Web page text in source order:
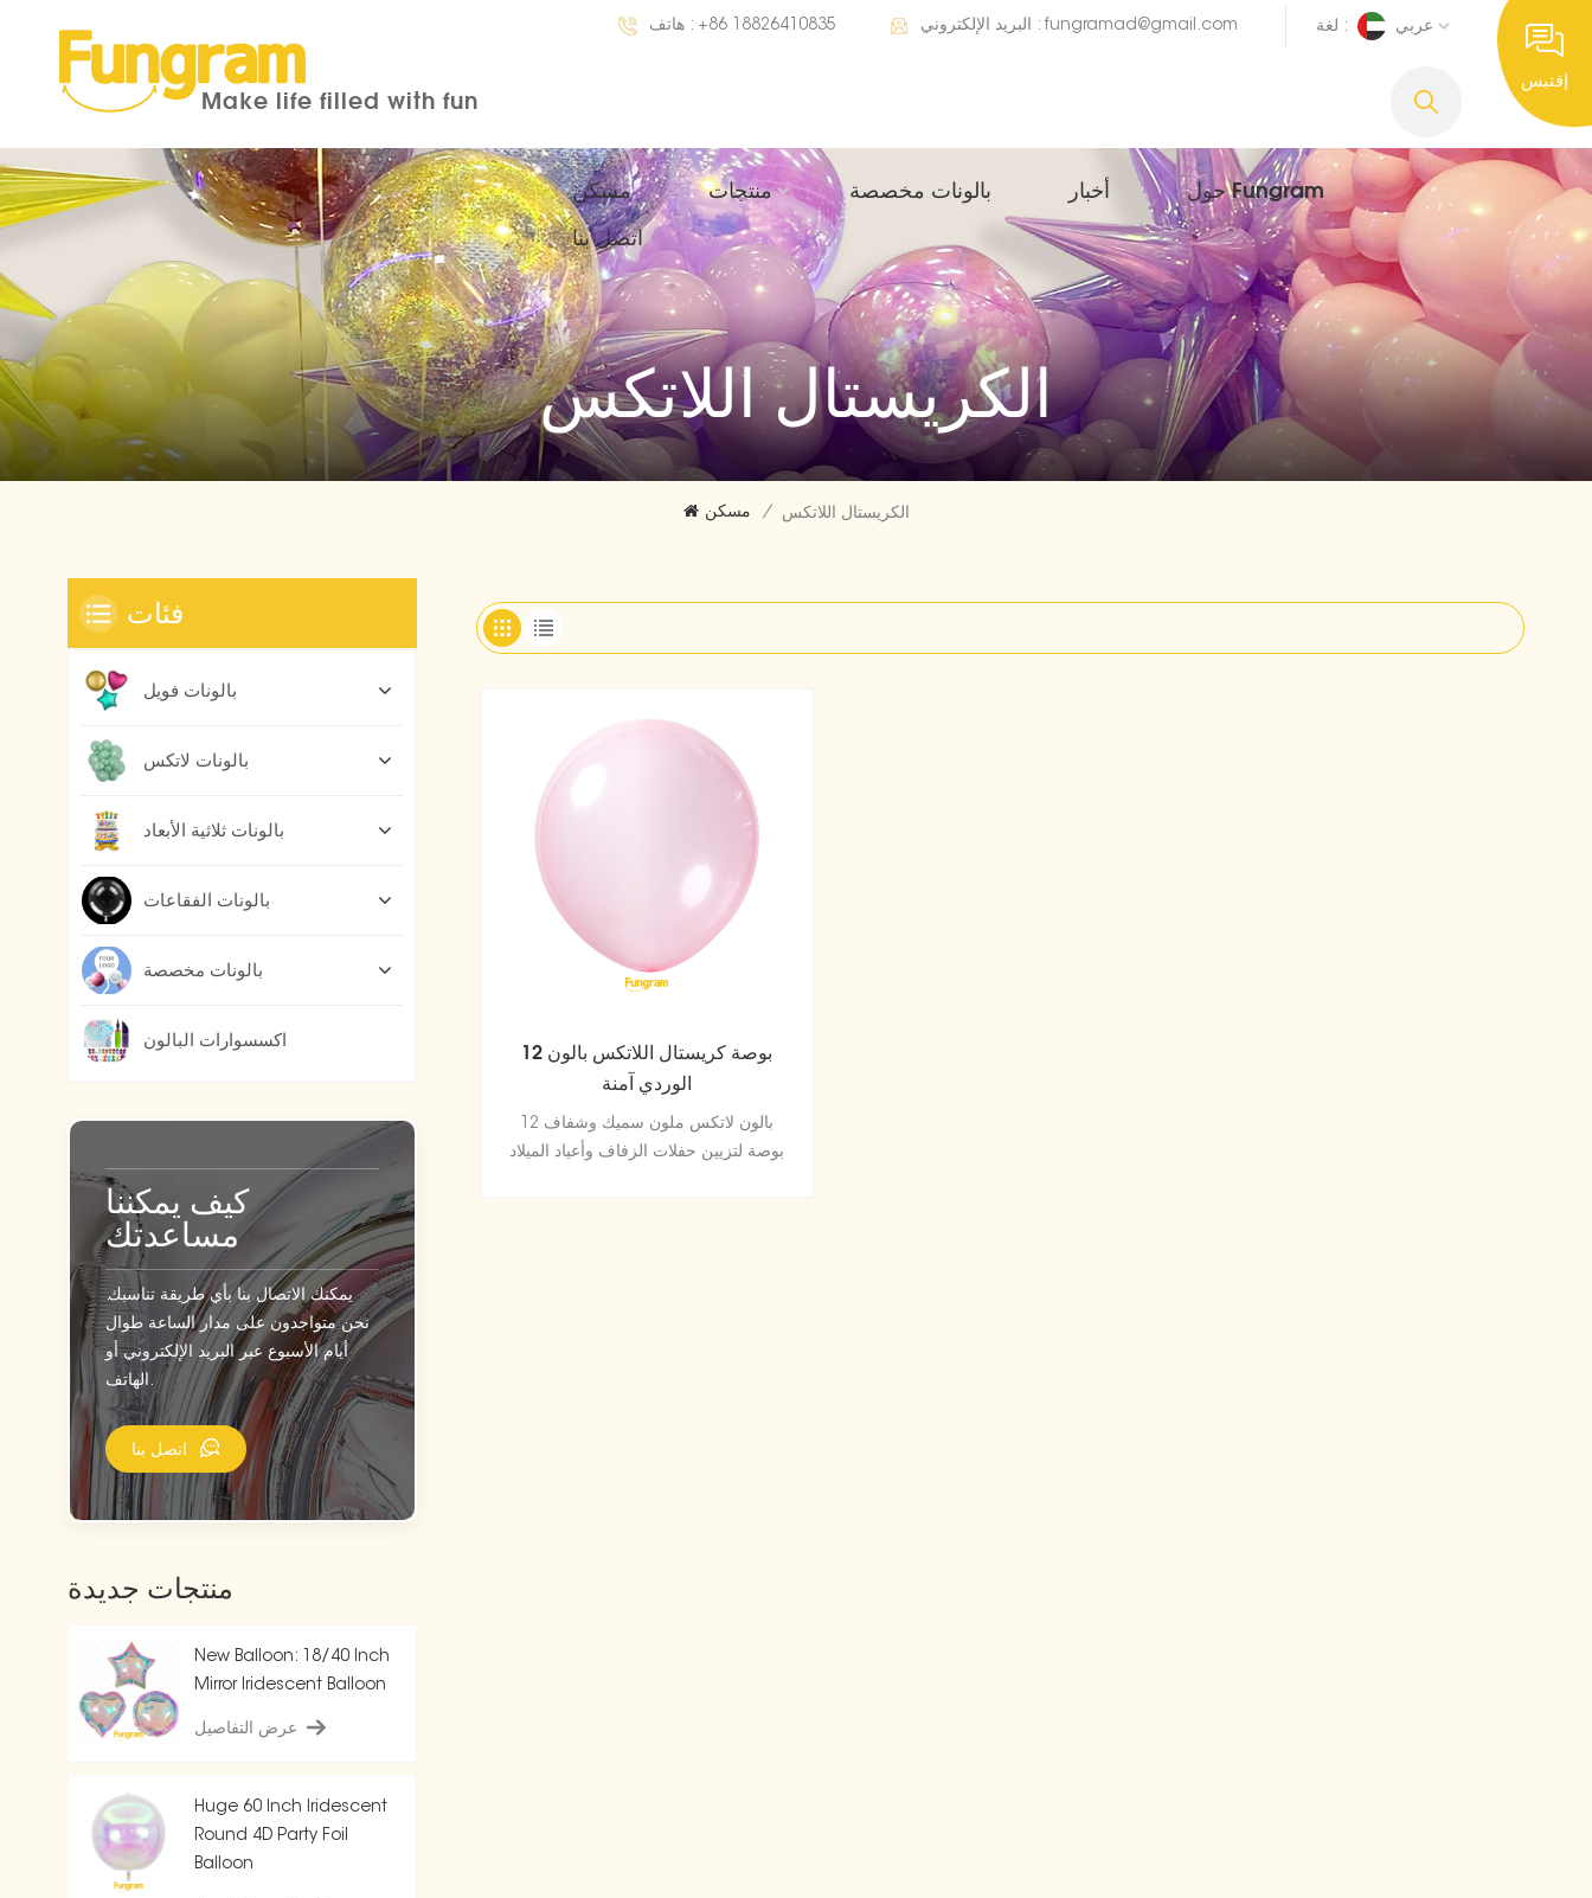
إقتبس
لغة : عربي هاتف : +86 18826410835 البريد الإلكتروني :fungramad@gmail.com
مسكن منتجات بالونات مخصصة أخبار
حول Fungram
اتصل بنا
Make life filled with fun
الكريستال اللاتكس
مسكن / الكريستال اللاتكس
12 بوصة كريستال اللاتكس بالون
الوردي آمنة
بالون لاتكس ملون سميك وشفاف 12
بوصة لتزيين حفلات الزفاف وأعياد الميلاد
فئات
بالونات فويل
بالونات لاتكس
بالونات ثلاثية الأبعاد
بالونات الفقاعات
بالونات مخصصة
اكسسوارات البالون
كيف يمكننا
مساعدتك
يمكنك الاتصال بنا بأي طريقة تناسبك.
نحن متواجدون على مدار الساعة طوال
أيام الأسبوع عبر البريد الإلكتروني أو
الهاتف.
اتصل بنا
منتجات جديدة
New Balloon: 18/40 Inch
Mirror Iridescent Balloon
عرض التفاصيل
Huge 60 Inch Iridescent
Round 4D Party Foil
Balloon